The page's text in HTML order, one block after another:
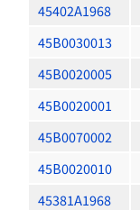
45402A1968
45B0030013
45B0020005
45B0020001
45B0070002
45B0020010
45381A1968